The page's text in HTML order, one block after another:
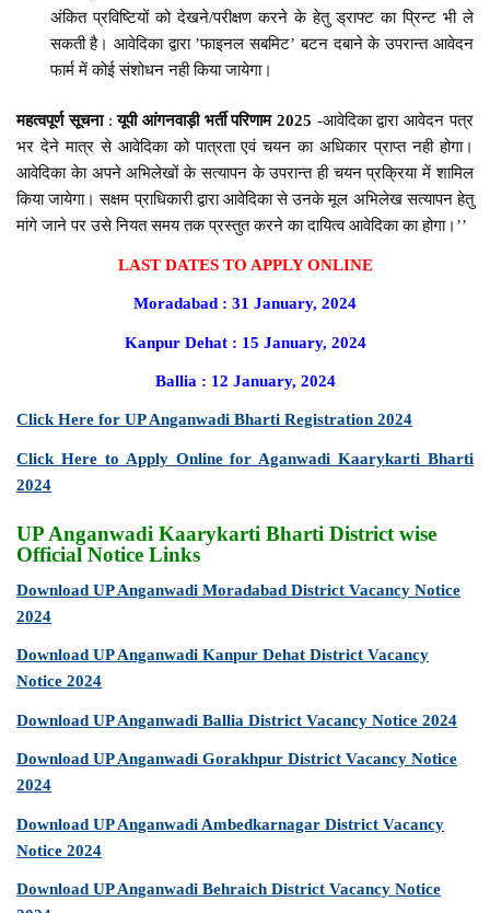
अंकित प्रविष्टियों को देखने/परीक्षण करने के हेतु ड्राफ्ट का प्रिन्ट भी ले
सकती है। आवेदिका द्वारा ’फाइनल सबमिट’ बटन दबाने के उपरान्त आवेदन
फार्म में कोई संशोधन नही किया जायेगा।
महत्वपूर्ण सूचना:यूपी आंगनवाड़ी भर्ती परिणाम 2025 -आवेदिका द्वारा आवेदन पत्र
भर देने मात्र से आवेदिका को पात्रता एवं चयन का अधिकार प्राप्त नही होगा।
आवेदिका केा अपने अभिलेखों के सत्यापन के उपरान्त ही चयन प्रक्रिया में शामिल
किया जायेगा। सक्षम प्राधिकारी द्वारा आवेदिका से उनके मूल अभिलेख सत्यापन हेतु
मांगे जाने पर उसे नियत समय तक प्रस्तुत करने का दायित्व आवेदिका का होगा।’’
LAST DATES TO APPLY ONLINE
Moradabad : 31 January, 2024
Kanpur Dehat : 15 January, 2024
Ballia : 12 January, 2024
Click Here for UP Anganwadi Bharti Registration 2024
Click Here to Apply Online for Aganwadi Kaarykarti Bharti
2024
UP Anganwadi Kaarykarti Bharti District wise
Official Notice Links
Download UP Anganwadi Moradabad District Vacancy Notice
2024
Download UP Anganwadi Kanpur Dehat District Vacancy
Notice 2024
Download UP Anganwadi Ballia District Vacancy Notice 2024
Download UP Anganwadi Gorakhpur District Vacancy Notice
2024
Download UP Anganwadi Ambedkarnagar District Vacancy
Notice 2024
Download UP Anganwadi Behraich District Vacancy Notice